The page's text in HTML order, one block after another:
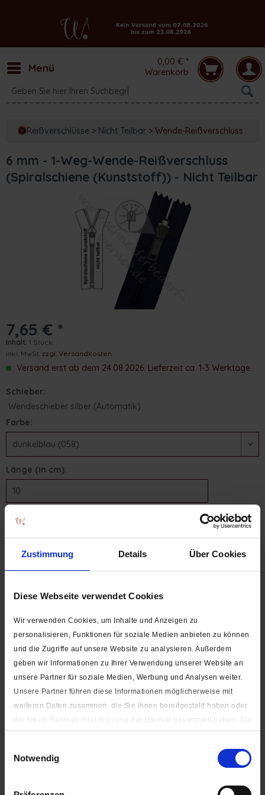
Zustimmung Details Über Cookies
Diese Webseite verwendet Cookies
Wir verwenden Cookies, um Inhalte und Anzeigen zu
personalisieren, Funktionen für soziale Medien anbieten zu können
und die Zugriffe auf unsere Website zu analysieren. Außerdem
geben wir Informationen zu Ihrer Verwendung unserer Website an
unsere Partner für soziale Medien, Werbung und Analysen weiter.
Unsere Partner führen diese Informationen möglicherweise mit
weiteren Daten zusammen, die Sie ihnen bereitgestellt haben oder
die sie im Rahmen Ihrer Nutzung der Dienste gesammelt haben. Sie
Notwendig
Menü
0,00 € *
Warenkorb
Reißverschlüsse > Nicht Teilbar > Wende-Reißverschluss
6 mm - 1-Weg-Wende-Reißverschluss
(Spiralschiene (Kunststoff)) - Nicht Teilbar
7,65 € *
Inhalt: 1 Stück
inkl. MwSt. zzgl. Versandkosten
Versand erst ab dem 24.08.2026. Lieferzeit ca. 1-3 Werktage
Schieber:
Wendeschieber silber (Automatik)
Farbe:
Länge (in cm):
Warenkorb
FARB-SCHNELLAUSWAHL:
Auf die Wunschliste
Farbe: siehe Auswahlfeld oben Schieber: Wendeschieber